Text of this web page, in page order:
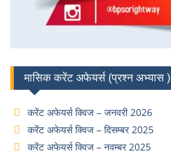
मासिक करेंट अफेयर्स (प्रश्न अभ्यास )
करेंट अफेयर्स क्विज – जनवरी 2026
करेंट अफेयर्स क्विज – दिसम्बर 2025
करेंट अफेयर्स क्विज – नवम्बर 2025